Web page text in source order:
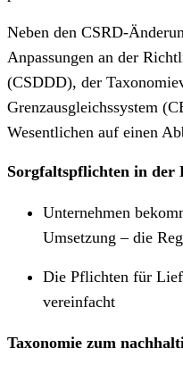
Neben den CSRD-
Anpassungen an der
(CSDDD), der
Grenzausgleichssystem
Wesentlichen auf einen
Sorgfaltspflichten in der
Unternehmen
Umsetzung – die
Die Pflichten für
vereinfacht
Taxonomie zum